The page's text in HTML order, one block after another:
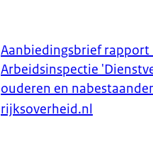
Aanbiedingsbrief rapport
Arbeidsinspectie
ouderen en
rijksoverheid.nl